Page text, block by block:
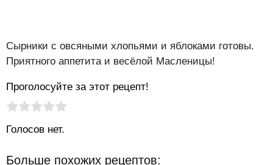
Сырники с овсяными хлопьями и яблоками готовы.
Приятного аппетита и весёлой Масленицы!
Проголосуйте за этот рецепт!
Рейтинг статьи:
Голосов нет.
Больше похожих рецептов: